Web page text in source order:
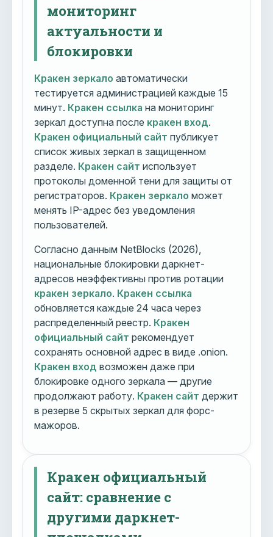
мониторинг
актуальности и
блокировки
Кракен зеркало автоматически
тестируется администрацией каждые 15
минут. Кракен ссылка на мониторинг
зеркал доступна после кракен вход.
Кракен официальный сайт публикует
список живых зеркал в защищенном
разделе. Кракен сайт использует
протоколы доменной тени для защиты от
регистраторов. Кракен зеркало может
менять IP-адрес без уведомления
пользователей.
Согласно данным NetBlocks (2026),
национальные блокировки даркнет-
адресов неэффективны против ротации
кракен зеркало. Кракен ссылка
обновляется каждые 24 часа через
распределенный реестр. Кракен
официальный сайт рекомендует
сохранять основной адрес в виде .onion.
Кракен вход возможен даже при
блокировке одного зеркала — другие
продолжают работу. Кракен сайт держит
в резерве 5 скрытых зеркал для форс-
мажоров.
Кракен официальный
сайт: сравнение с
другими даркнет-